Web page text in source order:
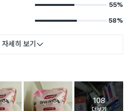
55%
58%
자세히 보기
고객 리뷰
108